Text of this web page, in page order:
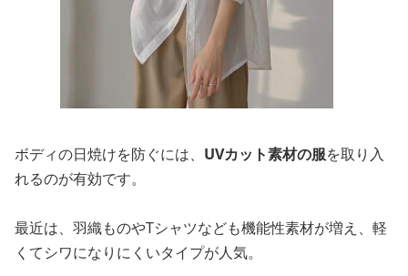
ボディの日焼けを防ぐには、 UVカット素材の服を取り入
れるのが有効です。
最近は、羽織ものやTシャツなども機能性素材が増え、軽
くてシワになりにくいタイプが人気。